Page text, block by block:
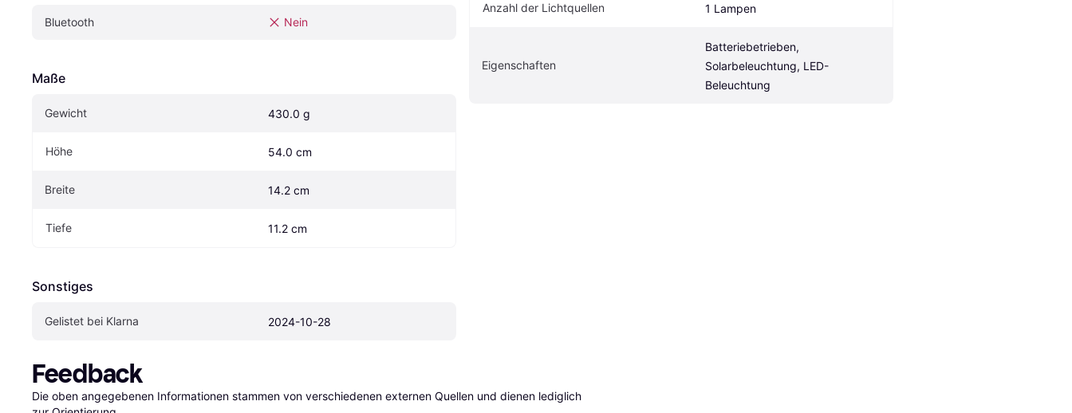
Bluetooth Nein
Maße
Gewicht 430.0 g
Höhe 54.0 cm
Breite 14.2 cm
Tiefe 11.2 cm
Sonstiges
Gelistet bei Klarna 2024-10-28
Anzahl der Lichtquellen 1 Lampen
Eigenschaften
Batteriebetrieben,
Solarbeleuchtung, LED-
Beleuchtung
Feedback
Die oben angegebenen Informationen stammen von verschiedenen externen Quellen und dienen lediglich